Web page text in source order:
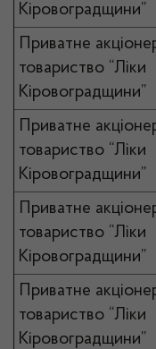
Кіровоградщини”
Приватне
товариство “Ліки
Кіровоградщини”
Приватне
товариство “Ліки
Кіровоградщини”
Приватне
товариство “Ліки
Кіровоградщини”
Приватне
товариство “Ліки
Кіровоградщини”